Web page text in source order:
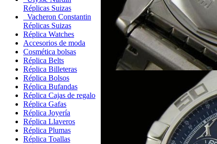
Réplicas Suizas
Vacheron Constantin
Réplicas Suizas
Réplica Watches
Accesorios de moda
Cosmética bolsas
Réplica Belts
Réplica Billeteras
Réplica Bolsos
Réplica Bufandas
Réplica Cajas de regalo
Réplica Gafas
Réplica Joyería
Réplica Llaveros
Réplica Plumas
Réplica Toallas